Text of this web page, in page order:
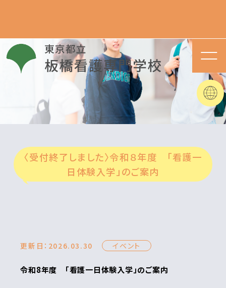
〈受付終了しました〉令和８年度 「看護一
日体験入学」のご案内
更新日：2026.03.30 イベント
令和8年度 「看護一日体験入学」のご案内